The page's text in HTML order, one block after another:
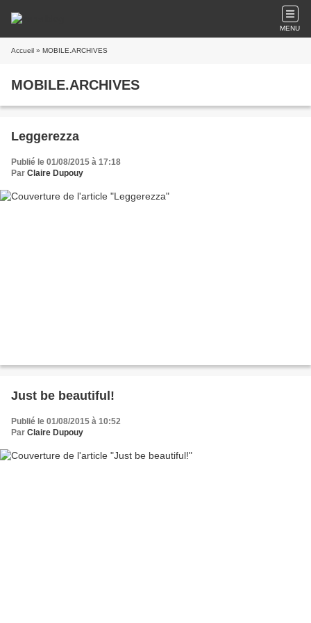
MENU
Accueil » MOBILE.ARCHIVES
MOBILE.ARCHIVES
Leggerezza
Publié le 01/08/2015 à 17:18
Par Claire Dupouy
Just be beautiful!
Publié le 01/08/2015 à 10:52
Par Claire Dupouy